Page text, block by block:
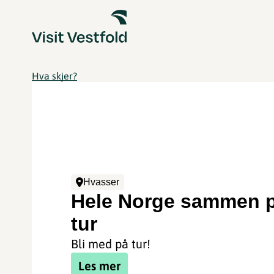
Hva skjer?
Hvasser
Hele Norge sammen
tur
Bli med på tur!
Les mer